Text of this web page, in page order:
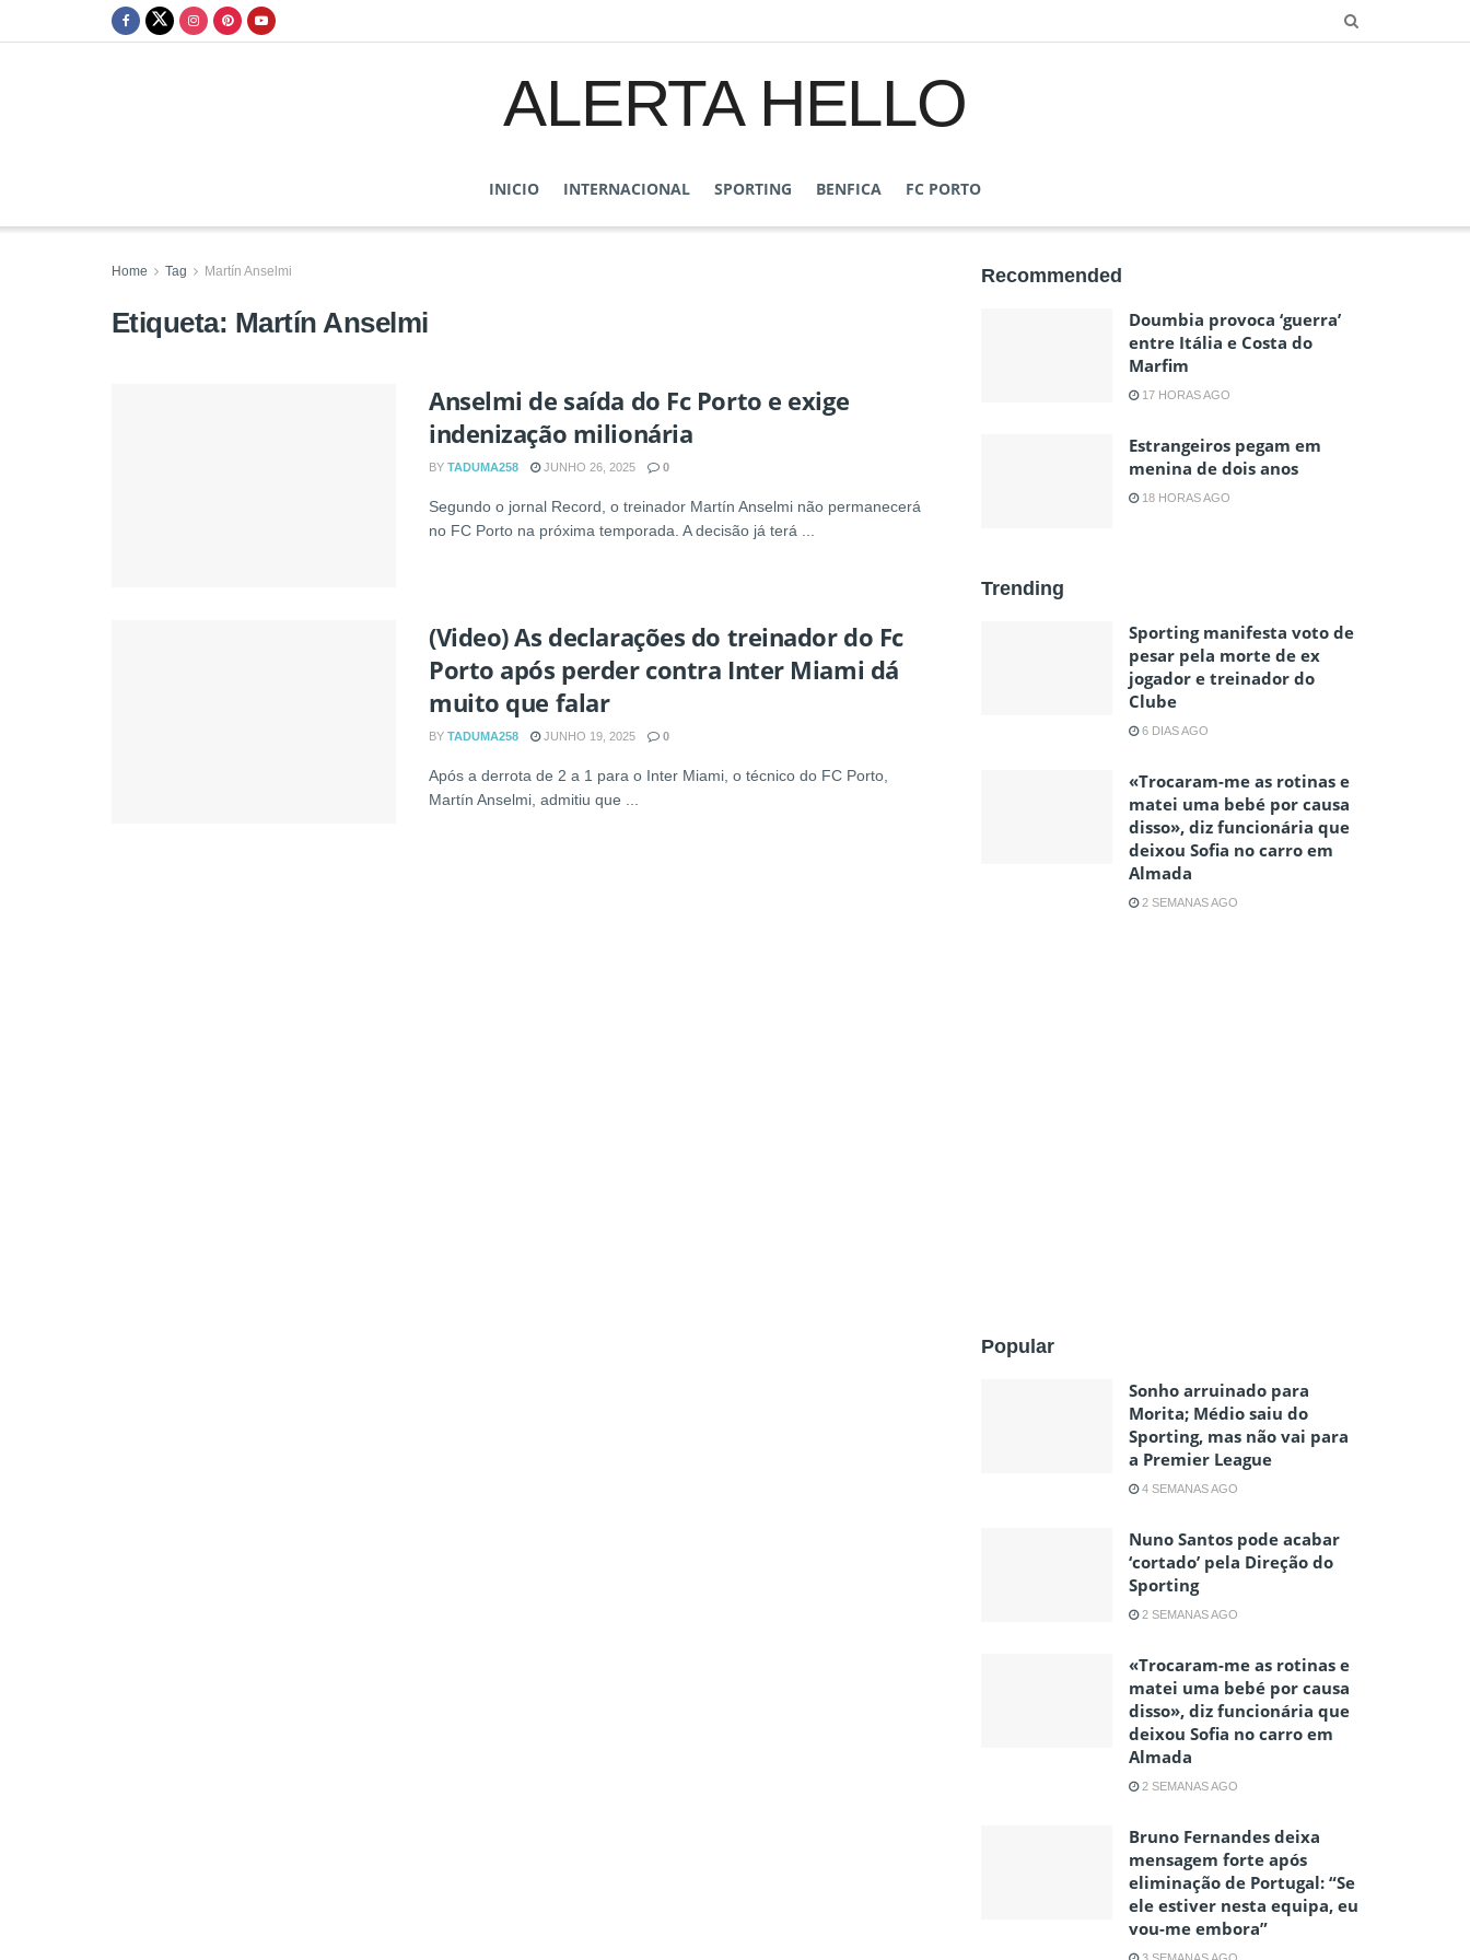
ALERTA HELLO
INICIO INTERNACIONAL SPORTING BENFICA FC PORTO
Home Tag Martín Anselmi
Etiqueta: Martín Anselmi
Anselmi de saída do Fc Porto e exige
indenização milionária
BY TADUMA258 JUNHO 26, 2025 0
Segundo o jornal Record, o treinador Martín Anselmi não permanecerá
no FC Porto na próxima temporada. A decisão já terá ...
(Video) As declarações do treinador do Fc
Porto após perder contra Inter Miami dá
muito que falar
BY TADUMA258 JUNHO 19, 2025 0
Após a derrota de 2 a 1 para o Inter Miami, o técnico do FC Porto,
Martín Anselmi, admitiu que ...
Recommended
Doumbia provoca ‘guerra’
entre Itália e Costa do
Marfim
17 HORAS AGO
Estrangeiros pegam em
menina de dois anos
18 HORAS AGO
Trending
Sporting manifesta voto de
pesar pela morte de ex
jogador e treinador do
Clube
6 DIAS AGO
«Trocaram-me as rotinas e
matei uma bebé por causa
disso», diz funcionária que
deixou Sofia no carro em
Almada
2 SEMANAS AGO
Popular
Sonho arruinado para
Morita; Médio saiu do
Sporting, mas não vai para
a Premier League
4 SEMANAS AGO
Nuno Santos pode acabar
‘cortado’ pela Direção do
Sporting
2 SEMANAS AGO
«Trocaram-me as rotinas e
matei uma bebé por causa
disso», diz funcionária que
deixou Sofia no carro em
Almada
2 SEMANAS AGO
Bruno Fernandes deixa
mensagem forte após
eliminação de Portugal: “Se
ele estiver nesta equipa, eu
vou-me embora”